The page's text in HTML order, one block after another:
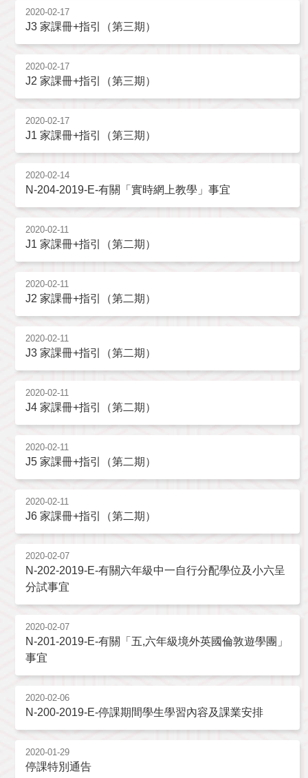
2020-02-17
J3 家課冊+指引（第三期）
2020-02-17
J2 家課冊+指引（第三期）
2020-02-17
J1 家課冊+指引（第三期）
2020-02-14
N-204-2019-E-有關「實時網上教學」事宜
2020-02-11
J1 家課冊+指引（第二期）
2020-02-11
J2 家課冊+指引（第二期）
2020-02-11
J3 家課冊+指引（第二期）
2020-02-11
J4 家課冊+指引（第二期）
2020-02-11
J5 家課冊+指引（第二期）
2020-02-11
J6 家課冊+指引（第二期）
2020-02-07
N-202-2019-E-有關六年級中一自行分配學位及小六呈
分試事宜
2020-02-07
N-201-2019-E-有關「五,六年級境外英國倫敦遊學團」
事宜
2020-02-06
N-200-2019-E-停課期間學生學習內容及課業安排
2020-01-29
停課特別通告